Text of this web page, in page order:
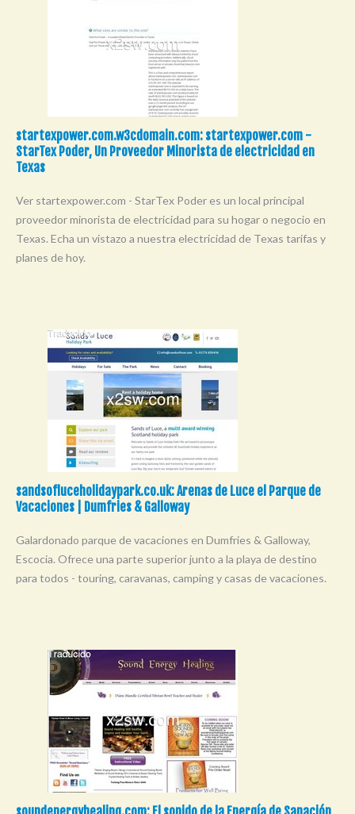
startexpower.com.w3cdomain.com: startexpower.com -
StarTex Poder, Un Proveedor Minorista de electricidad en
Texas
Ver startexpower.com - StarTex Poder es un local principal
proveedor minorista de electricidad para su hogar o negocio en
Texas. Echa un vistazo a nuestra electricidad de Texas tarifas y
planes de hoy.
sandsofluceholidaypark.co.uk: Arenas de Luce el Parque de
Vacaciones | Dumfries & Galloway
Galardonado parque de vacaciones en Dumfries & Galloway,
Escocia. Ofrece una parte superior junto a la playa de destino
para todos - touring, caravanas, camping y casas de vacaciones.